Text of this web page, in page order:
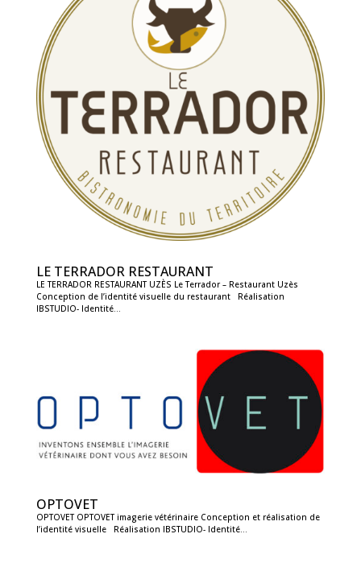
LE TERRADOR RESTAURANT
LE TERRADOR RESTAURANT UZÈS Le Terrador – Restaurant Uzès
Conception de l’identité visuelle du restaurant Réalisation
IBSTUDIO- Identité...
OPTOVET
OPTOVET OPTOVET imagerie vétérinaire Conception et réalisation de
l’identité visuelle Réalisation IBSTUDIO- Identité...